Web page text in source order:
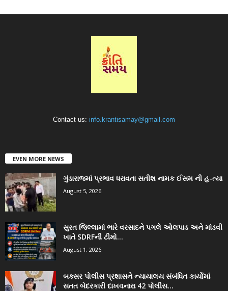
Contact us: info.krantisamay@gmail.com
EVEN MORE NEWS
ગુંડારાજમાં પ્રભાવ ધરાવતા સતીશ નામક ઈસમ ની હ-ત્યા
August 5, 2026
સુરત જિલ્લામાં ભારે વરસાદને પગલે ઓલપાડ અને માંડવી
ખાતે SDRFની ટીમો...
August 1, 2026
બક્સર પોલીસ પ્રશાસને ન્યાયાલય સંબંધિત કાર્યોમાં
સતત બેદરકારી દાખવનારા 42 પોલીસ...